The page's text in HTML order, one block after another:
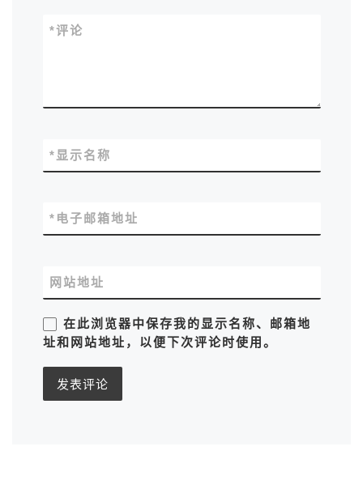
评论
*
显示名称
*
电子邮箱地址
*
网站地址
在此浏览器中保存我的显示名称、邮箱地
址和网站地址，以便下次评论时使用。